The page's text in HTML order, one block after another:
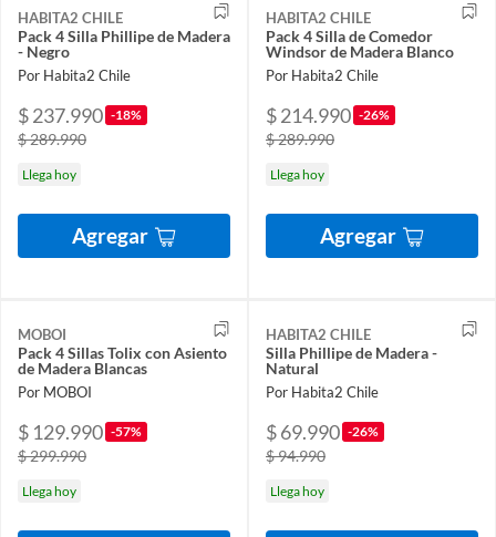
HABITA2 CHILE
Pack 4 Silla Phillipe de Madera
- Negro
Por Habita2 Chile
$ 237.990 -18%
$ 289.990
Llega hoy
Agregar
HABITA2 CHILE
Pack 4 Silla de Comedor
Windsor de Madera Blanco
Por Habita2 Chile
$ 214.990 -26%
$ 289.990
Llega hoy
Agregar
MOBOI
Pack 4 Sillas Tolix con Asiento
de Madera Blancas
Por MOBOI
$ 129.990 -57%
$ 299.990
Llega hoy
HABITA2 CHILE
Silla Phillipe de Madera -
Natural
Por Habita2 Chile
$ 69.990 -26%
$ 94.990
Llega hoy